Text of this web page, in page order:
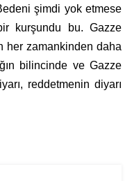
şimdi yok etmese
kurşundu bu. Gazze
her zamankinden daha
bilincinde ve Gazze
reddetmenin diyarı